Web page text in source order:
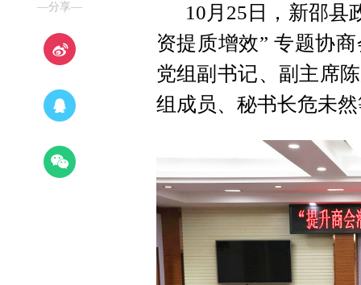
—分享—
10月25日，新邵县
资提质增效” 专题协
党组副书记、副主席
组成员、秘书长危未